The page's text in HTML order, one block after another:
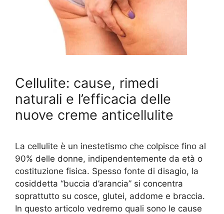
Cellulite: cause, rimedi
naturali e l’efficacia delle
nuove creme anticellulite
La cellulite è un inestetismo che colpisce fino al
90% delle donne, indipendentemente da età o
costituzione fisica. Spesso fonte di disagio, la
cosiddetta “buccia d’arancia” si concentra
soprattutto su cosce, glutei, addome e braccia.
In questo articolo vedremo quali sono le cause